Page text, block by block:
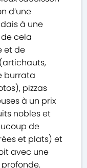
d’une
à une
cela
et de
burrata
pizzas
à un prix
nobles et
de
et plats) et
avec une